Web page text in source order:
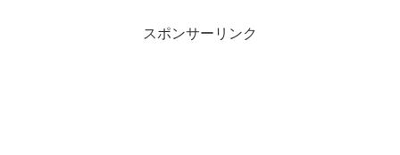
スポンサーリンク